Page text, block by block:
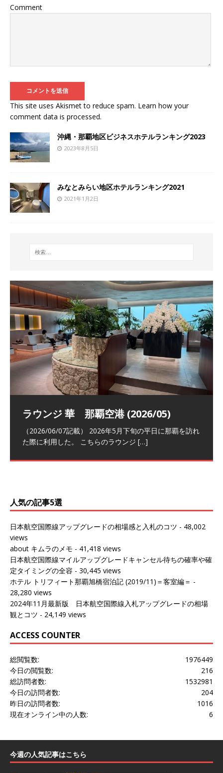
Comment
This site uses Akismet to reduce spam. Learn how your
comment data is processed.
沖縄・那覇地区ビジネスホテルランキング2023
2023年8月5日
みなとみらい地区ホテルランキング2021
2021年1月2日
祝！日本航空・マリオットの戦略パー
トナーシップによるFOP無料付与とス
テイタスマッチ
ラウンジ 華 那覇空港 (2026/05)
（2026/06/07記載） 2026年5月下旬の平日に那覇を訪れ
た際に利用した。 こちらのラウンジ […]
The Coral Executive Lounge スワ
ンナプーム国際空港国内線ラウンジ
(2026/01)
日本航空 羽田空港国際線ファースト
クラスラウンジ (2026/01)
（2026/03/18記載） 2026年1月、毎年恒例の新年の羽田
バンコクエアウェイズ スワンナプー
ム国際空港国内線ラウンジ (2026/01)
（2026/03/13記載） 2026年1月上旬にバンコク経由でチ
人気の記事5選
日本航空国際線アップグレードの相場感と入札のコツ - 48,002
views
about キムラのメモ - 41,418 views
日本航空国際線マイルアップグレードキャンセル待ちの確率や確
定タイミングの全容 - 30,445 views
ホテル トリフィート那覇旭橋宿泊記 (2019/11)＝客室編＝ -
28,280 views
2024年11月最新版 日本航空国際線入札アップグレードの相場
観とコツ - 24,149 views
ACCESS COUNTER
1976449
総閲覧数:
216
今日の閲覧数:
1532981
総訪問者数:
204
今日の訪問者数:
1016
昨日の訪問者数:
6
現在オンライン中の人数:
今週の人気記事はこちら